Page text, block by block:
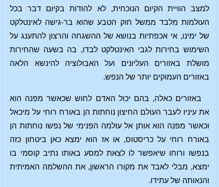
למצב הוויית הקיום הנוכחית, לא להודות בקיום דבר בכל
העולמות מלבד ממשל חוק הטבע שהוא בר-גישה לאינטלקט
של ימינו, אי אכפתיות בנושא של ההשגחה והרצון להתענג על
השימוש בחירות לגבי האינטלקט לבדו, בה בשעה שהחירות
מושלת באזורים העליונים ועל האבולוציה להינשא הלאה
באזורים העמוקים יותר של הנפש.
באזורים כאלה, בהם יכול האדם לחוש שכאשר מפנה הוא
את עיניו לעבר העולם החיצון נוחתות הן באורח רוחי על מיכאל
וכאשר מפנה הוא אותן אל עולמה הפנימי של נפשו נוחתות הן
באורח רוחי על כריסטוס, או אז הוא ימצא כאן ביטחון כזה
בנפשו ורוחו שיאפשר לו לצאת למסע באותו נתיב קוסמי בו
ימצא, מבלי לאבד את מקורו הראשון, את ההשלמה האמיתית
והנאותה של עתידו.